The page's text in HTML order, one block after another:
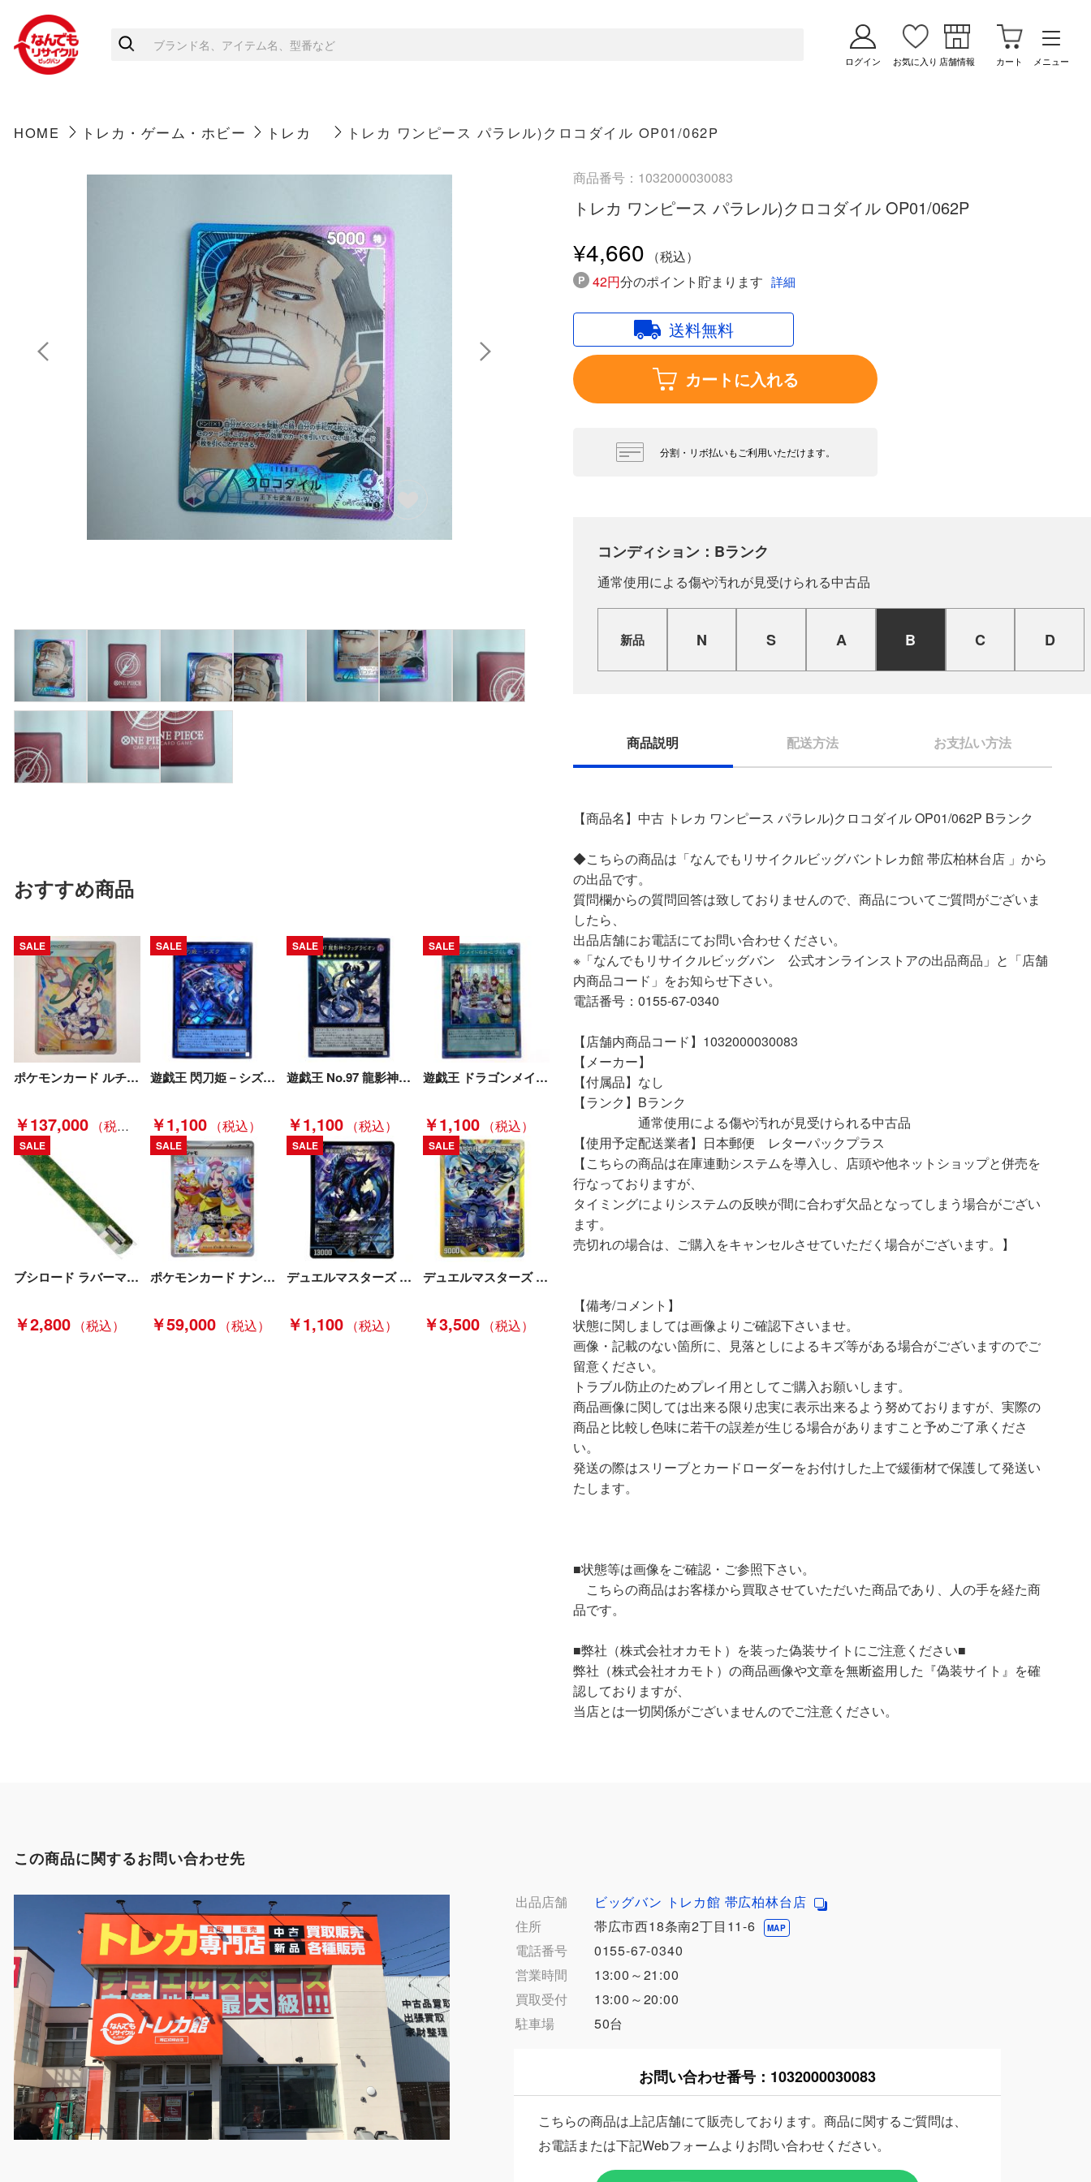
ログイン お気に入り 店舗情報 カート メニュー
HOME トレカ・ゲーム・ホビー トレカ トレカ ワンピース パラレル)クロコダイル OP01/062P
おすすめ商品
SALE
ポケモンカード ルチア 104/096 SM7 SR 折れ有 Cランク
￥137,000
SALE
遊戯王 閃刀姫－シズク SLF1-JP039 ウルトラレア イラスト違い トレカ Bランク
￥1,100
SALE
遊戯王 No.97 龍影神ドラッグラビリオン CP19-JP033 コレクターズレア トレカ Bランク
￥1,100
SALE
遊戯王 ドラゴンメイドのお心づくし QCAC-JP066 クオーターセンチュリーシークレット トレカ Bランク
￥1,100
SALE
ブシロード ラバーマットコレクション V2 Vol.1421 しかのこのこのここしたんたん『鹿』 未使用品 Sランク
￥2,800
SALE
ポケモンカード ナンジャモ SAR SV2D 096/071 ポケカ トレカ Bランク
￥59,000
SALE
デュエルマスターズ 無量大龍トゥリナーツァッチ RP16 S8/S11 SR トレカ Bランク
￥1,100
SALE
デュエルマスターズ 偽りの月 インターステラ 24EX4 SR 秘5/秘10 トレカ Bランク
￥3,500
商品番号：1032000030083
トレカ ワンピース パラレル)クロコダイル OP01/062P
¥4,660
42円分のポイント貯まります 詳細
送料無料
カートに入れる
分割・リボ払いもご利用いただけます。
コンディション：Bランク
通常使用による傷や汚れが見受けられる中古品
新品 N S A B C D
商品説明 配送方法 お支払い方法
【商品名】中古 トレカ ワンピース パラレル)クロコダイル OP01/062P Bランク
◆こちらの商品は「なんでもリサイクルビッグバントレカ館 帯広柏林台店 」から
の出品です。
質問欄からの質問回答は致しておりませんので、商品についてご質問がございま
したら、
出品店舗にお電話にてお問い合わせください。
※「なんでもリサイクルビッグバン 公式オンラインストアの出品商品」と「店舗
内商品コード」をお知らせ下さい。
電話番号：0155-67-0340
【店舗内商品コード】1032000030083
【メーカー】
【付属品】なし
【ランク】Bランク
通常使用による傷や汚れが見受けられる中古品
【使用予定配送業者】日本郵便 レターパックプラス
【こちらの商品は在庫連動システムを導入し、店頭や他ネットショップと併売を
行なっておりますが、
タイミングによりシステムの反映が間に合わず欠品となってしまう場合がござい
ます。
売切れの場合は、ご購入をキャンセルさせていただく場合がございます。】
【備考/コメント】
状態に関しましては画像よりご確認下さいませ。
画像・記載のない箇所に、見落としによるキズ等がある場合がございますのでご
留意ください。
トラブル防止のためプレイ用としてご購入お願いします。
商品画像に関しては出来る限り忠実に表示出来るよう努めておりますが、実際の
商品と比較し色味に若干の誤差が生じる場合がありますこと予めご了承くださ
い。
発送の際はスリーブとカードローダーをお付けした上で緩衝材で保護して発送い
たします。
■状態等は画像をご確認・ご参照下さい。
こちらの商品はお客様から買取させていただいた商品であり、人の手を経た商
品です。
■弊社（株式会社オカモト）を装った偽装サイトにご注意ください■
弊社（株式会社オカモト）の商品画像や文章を無断盗用した『偽装サイト』を確
認しておりますが、
当店とは一切関係がございませんのでご注意ください。
この商品に関するお問い合わせ先
出品店舗
ビッグバン トレカ館 帯広柏林台店
住所
帯広市西18条南2丁目11-6 MAP
電話番号
0155-67-0340
営業時間
13:00～21:00
買取受付
13:00～20:00
駐車場
50台
お問い合わせ番号： 1032000030083
こちらの商品は上記店舗にて販売しております。商品に関するご質問は、
お電話または下記Webフォームよりお問い合わせください。